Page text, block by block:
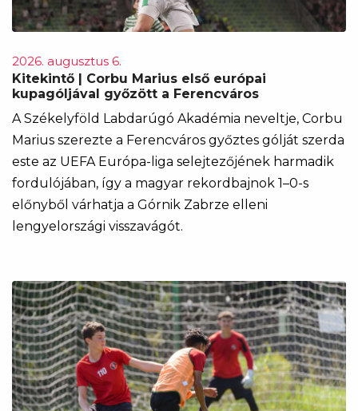
2026. augusztus 6.
Kitekintő | Corbu Marius első európai
kupagóljával győzött a Ferencváros
A Székelyföld Labdarúgó Akadémia neveltje, Corbu
Marius szerezte a Ferencváros győztes gólját szerda
este az UEFA Európa-liga selejtezőjének harmadik
fordulójában, így a magyar rekordbajnok 1–0-s
előnyből várhatja a Górnik Zabrze elleni
lengyelországi visszavágót.